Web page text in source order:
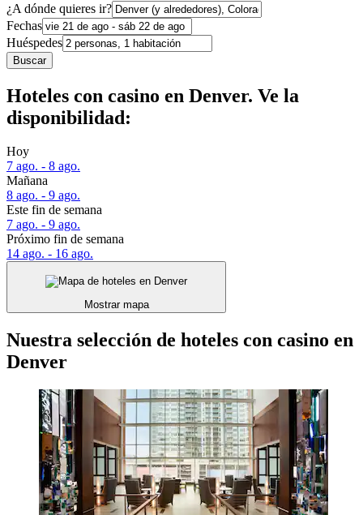
¿A dónde quieres ir?
Fechas
Huéspedes
Buscar
Hoteles con casino en Denver. Ve la
disponibilidad:
Hoy
7 ago. - 8 ago.
Mañana
8 ago. - 9 ago.
Este fin de semana
7 ago. - 9 ago.
Próximo fin de semana
14 ago. - 16 ago.
Mostrar mapa
Nuestra selección de hoteles con casino en
Denver